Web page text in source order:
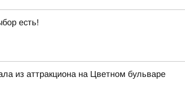
есть!
из аттракциона на Цветном бульваре